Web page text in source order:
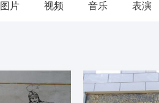
图片 视频 音乐 表演